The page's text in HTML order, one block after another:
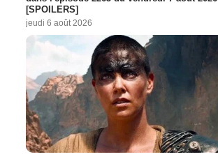
[SPOILERS]
jeudi 6 août 2026